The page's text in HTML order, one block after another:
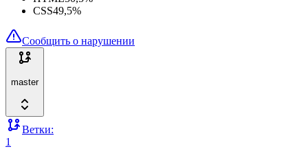
CSS49,5%
Сообщить о нарушении
master
Ветки:
1